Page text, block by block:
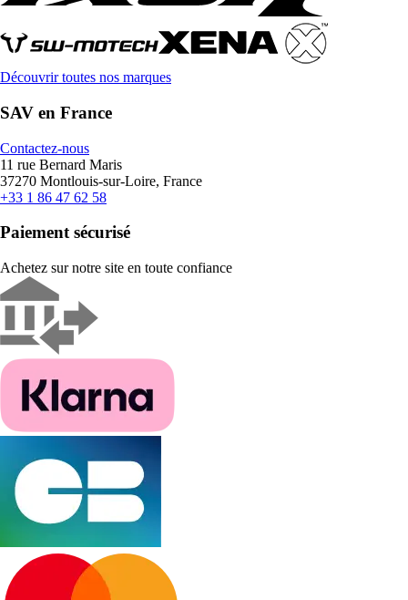
Découvrir toutes nos marques
SAV en France
Contactez-nous
11 rue Bernard Maris
37270 Montlouis-sur-Loire, France
+33 1 86 47 62 58
Paiement sécurisé
Achetez sur notre site en toute confiance